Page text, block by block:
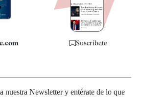
Suscríbete
nuestra Newsletter y entérate de lo que